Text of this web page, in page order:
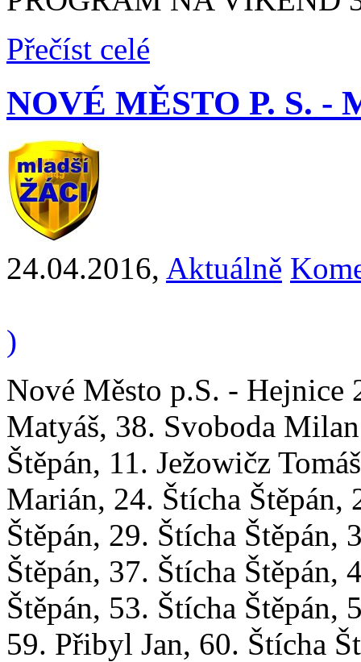
Přečíst celé
NOVÉ MĚSTO P. S. -
24.04.2016, Aktuálně
)
Nové Město p.S. - Hejnice
Matyáš, 38. Svoboda
Štěpán, 11. Ježowičz
Marián, 24. Štícha Štěpán,
Štěpán, 29. Štícha Štěpán,
Štěpán, 37. Štícha
Štěpán, 53. Štícha Štěpán,
59. Přibyl Jan, 60. Štícha